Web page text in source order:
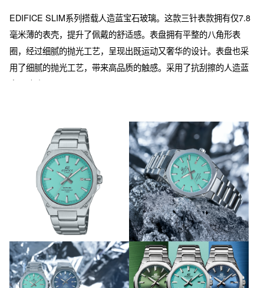
EDIFICE SLIM系列搭载人造蓝宝石玻璃。这款三针表款拥有仅7.8
毫米薄的表壳，提升了佩戴的舒适感。表盘拥有平整的八角形表
圈，经过细腻的抛光工艺，呈现出既运动又奢华的设计。表盘也采
用了细腻的抛光工艺，带来高品质的触感。采用了抗刮擦的人造蓝
宝石玻璃。